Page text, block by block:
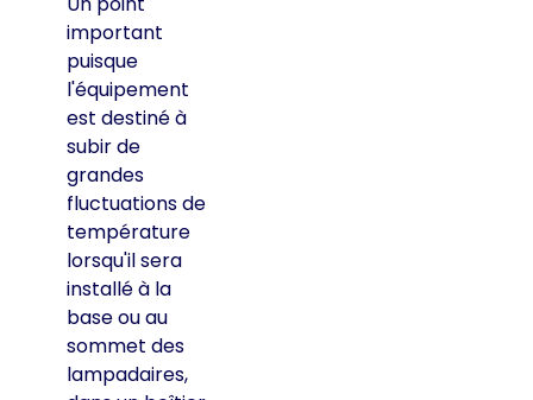
important
puisque
l'équipement
est destiné à
subir de
grandes
fluctuations de
température
lorsqu'il sera
installé à la
base ou au
sommet des
lampadaires,